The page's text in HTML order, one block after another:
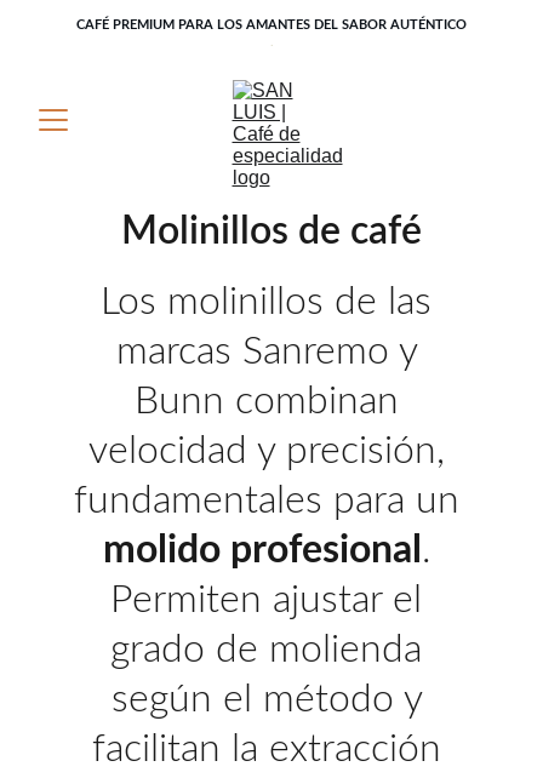
CAFÉ PREMIUM PARA LOS AMANTES DEL SABOR AUTÉNTICO
Molinillos de café
Los molinillos de las
marcas Sanremo y
Bunn combinan
velocidad y precisión,
fundamentales para un
molido profesional .
Permiten ajustar el
grado de molienda
según el método y
facilitan la extracción